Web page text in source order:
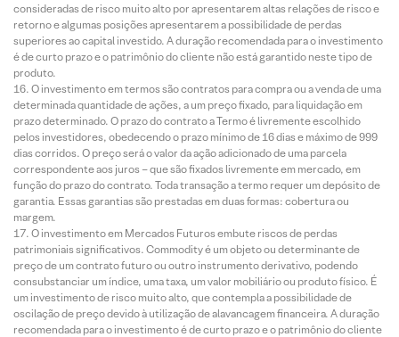
consideradas de risco muito alto por apresentarem altas relações de risco e
retorno e algumas posições apresentarem a possibilidade de perdas
superiores ao capital investido. A duração recomendada para o investimento
é de curto prazo e o patrimônio do cliente não está garantido neste tipo de
produto.
O investimento em termos são contratos para compra ou a venda de uma
determinada quantidade de ações, a um preço fixado, para liquidação em
prazo determinado. O prazo do contrato a Termo é livremente escolhido
pelos investidores, obedecendo o prazo mínimo de 16 dias e máximo de 999
dias corridos. O preço será o valor da ação adicionado de uma parcela
correspondente aos juros – que são fixados livremente em mercado, em
função do prazo do contrato. Toda transação a termo requer um depósito de
garantia. Essas garantias são prestadas em duas formas: cobertura ou
margem.
O investimento em Mercados Futuros embute riscos de perdas
patrimoniais significativos. Commodity é um objeto ou determinante de
preço de um contrato futuro ou outro instrumento derivativo, podendo
consubstanciar um índice, uma taxa, um valor mobiliário ou produto físico. É
um investimento de risco muito alto, que contempla a possibilidade de
oscilação de preço devido à utilização de alavancagem financeira. A duração
recomendada para o investimento é de curto prazo e o patrimônio do cliente